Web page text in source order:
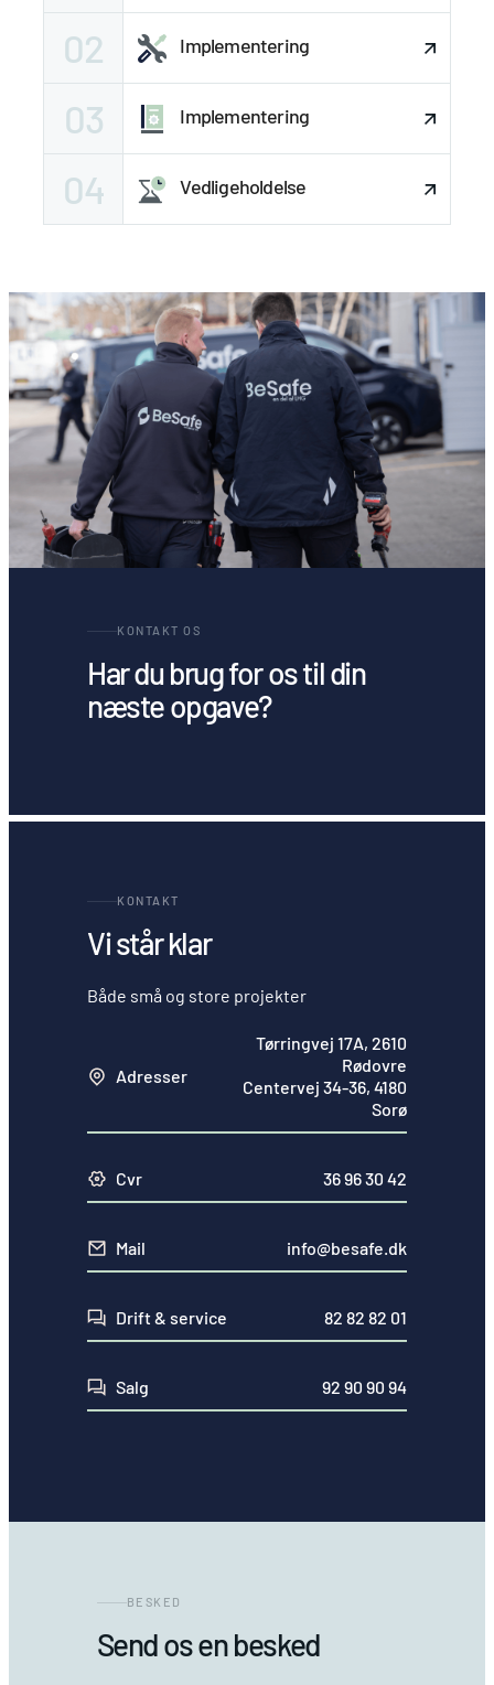
02
Implementering
03 Implementering
04 Vedligeholdelse
KONTAKT OS
Har du brug for os til din
næste opgave?
KONTAKT
Vi står klar
Både små og store projekter
Adresser
Tørringvej 17A, 2610
Rødovre
Centervej 34-36, 4180
Sorø
Cvr 36 96 30 42
Mail info@besafe.dk
Drift & service 82 82 82 01
Salg 92 90 90 94
BESKED
Send os en besked